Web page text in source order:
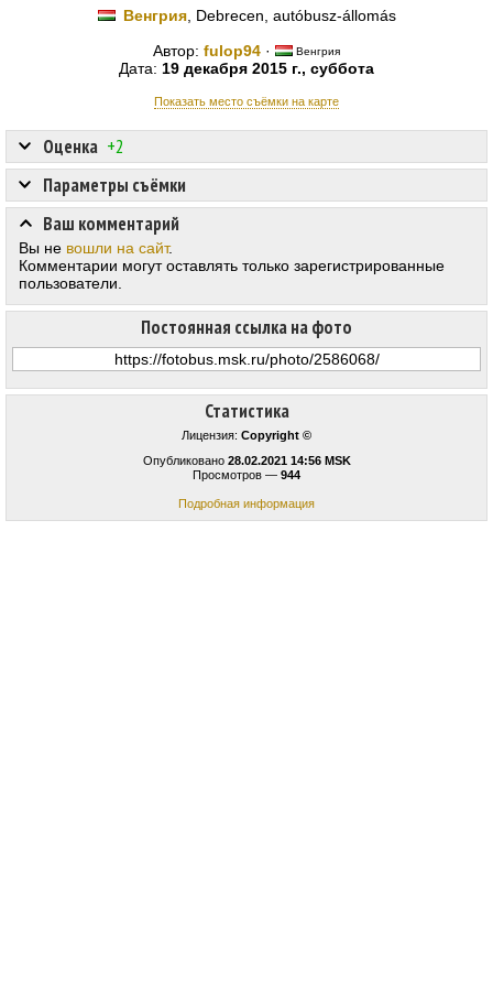
Венгрия, Debrecen, autóbusz-állomás
Автор: fulop94 · Венгрия
Дата: 19 декабря 2015 г., суббота
Показать место съёмки на карте
Статистика
Лицензия: Copyright ©
Опубликовано 28.02.2021 14:56 MSK
Просмотров — 944
Подробная информация
Оценка +2
Постоянная ссылка на фото
Параметры съёмки
Ваш комментарий
Вы не вошли на сайт.
Комментарии могут оставлять только зарегистрированные
пользователи.